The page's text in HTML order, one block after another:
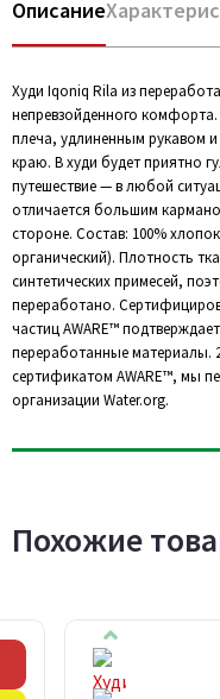
Описание
Худи Iqoniq Rila из
непревзойденного
плеча, удлиненным рукавом
краю. В худи будет приятно
путешествие — в любой
отличается большим
стороне. Состав: 100%
органический). Плотность
синтетических примесей,
переработано.
частиц AWARE™
переработанные материалы.
сертификатом AWARE™, мы
организации Water.org.
Похожие